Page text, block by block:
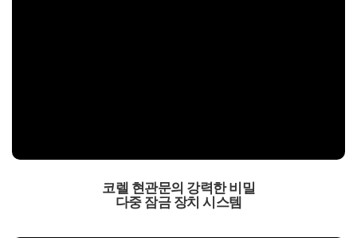
코렐 현관문의 강력한 비밀
다중 잠금 장치 시스템